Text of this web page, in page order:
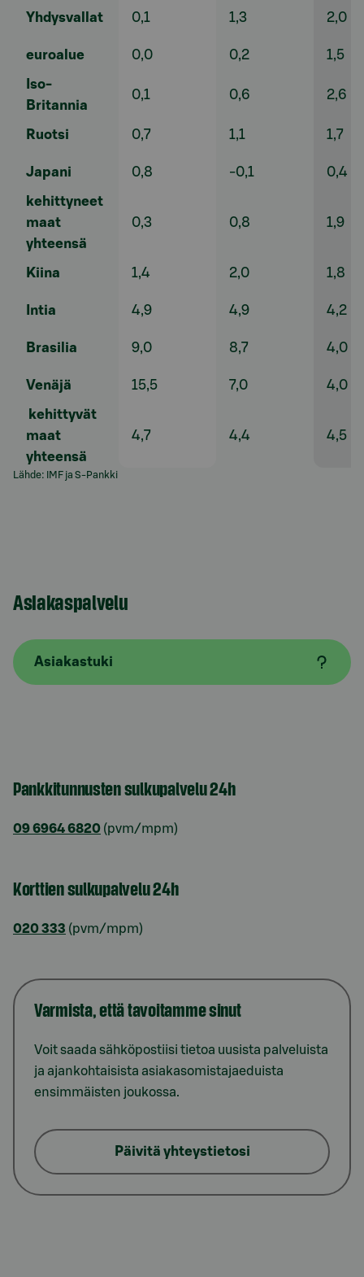
Yhdysvallat 0,1 1,3 2,0
euroalue 0,0 0,2 1,5
Iso-
Britannia
0,1 0,6 2,6
Ruotsi 0,7 1,1 1,7
Japani 0,8 -0,1 0,4
kehittyneet
maat
yhteensä
0,3 0,8 1,9
Kiina 1,4 2,0 1,8
Intia 4,9 4,9 4,2
Brasilia 9,0 8,7 4,0
Venäjä 15,5 7,0 4,0
kehittyvät
maat
yhteensä
4,7 4,4 4,5
Lähde: IMF ja S-Pankki
Asiakaspalvelu
Asiakastuki
Pankkitunnusten sulkupalvelu 24h
09 6964 6820 (pvm/mpm)
Korttien sulkupalvelu 24h
020 333 (pvm/mpm)
Varmista, että tavoitamme sinut
Voit saada sähköpostiisi tietoa uusista palveluista
ja ajankohtaisista asiakasomistajaeduista
ensimmäisten joukossa.
Päivitä yhteystietosi